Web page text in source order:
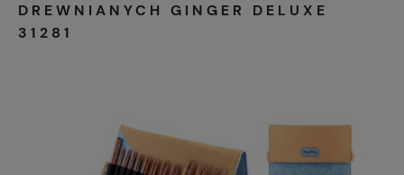
DREWNIANYCH GINGER DELUXE
31281